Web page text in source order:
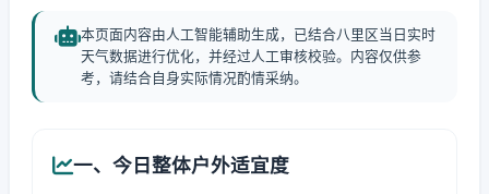
本页面内容由人工智能辅助生成，已结合八里区当日实时
天气数据进行优化，并经过人工审核校验。内容仅供参
考，请结合自身实际情况酌情采纳。
一、今日整体户外适宜度